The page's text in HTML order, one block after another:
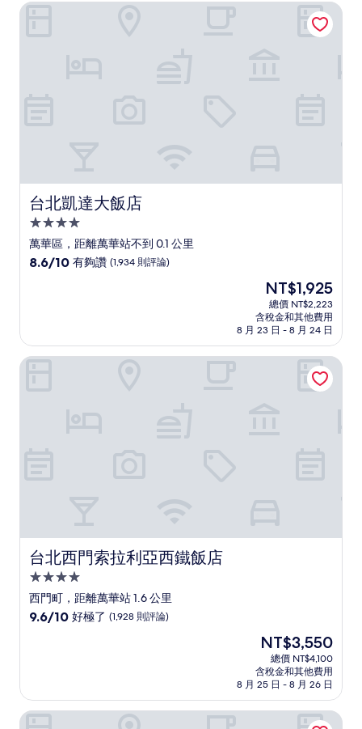
台北凱達大飯店
台北凱達大飯店
4.0
星
級
萬華區，距離萬華站不到 0.1 公里
8.6
有
夠
8.6/10 有夠讚 (1,934 則評論)
現
在
價
格
為
NT$1,925
NT$1,925
總價 NT$2,223
含稅金和其他費用
8 月 23 日 - 8 月 24 日
台北凱達大飯店
台北西門索拉利亞西鐵飯店
台北西門索拉利亞西鐵飯店
4.0
星
級
西門町，距離萬華站 1.6 公里
9.6
好
極
9.6/10 好極了 (1,928 則評論)
現
價
格
為
NT$3,550
NT$3,550
總價 NT$4,100
含稅金和其他費用
8 月 25 日 - 8 月 26 日
台北西門索拉利亞西鐵飯店
相鐵 GRAND FRESA 台北西門